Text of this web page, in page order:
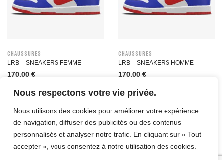
Nous respectons votre vie privée.
Nous utilisons des cookies pour améliorer votre expérience
de navigation, diffuser des publicités ou des contenus
personnalisés et analyser notre trafic. En cliquant sur « Tout
accepter », vous consentez à notre utilisation des cookies.
Chaussures
LRB – SNEAKERS FEMME
170,00 €
Chaussures
LRB – SNEAKERS HOMME
170,00 €